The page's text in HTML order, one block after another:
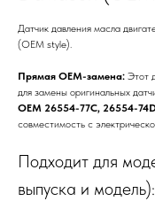
Датчик давления масла
(OEM style).
Прямая OEM-замена: Этот
для замены оригинальных
OEM 26554-77C, 26554-
совместимость с
Подходит для
выпуска и модель):